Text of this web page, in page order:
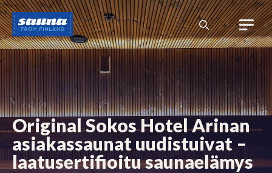
Siirry
sisältöön
Sauna
from
Finland
Original Sokos Hotel Arinan
asiakassaunat uudistuivat –
laatusertifioitu saunaelämys